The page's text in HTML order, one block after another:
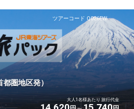
ツアーコード Q026EW
圏地区発）
大人1名様あたり 旅行代金